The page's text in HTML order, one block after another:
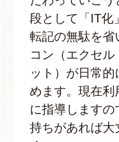
段として「IT化
転記の無駄を省
コン（エクセ
ット）が日常
めます。現在利
に指導します
持ちがあれば大